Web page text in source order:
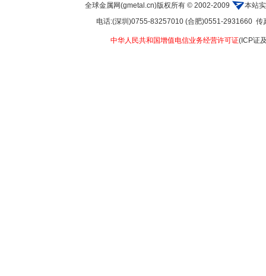
全球金属网(gmetal.cn)版权所有 © 2002-2009
本站
电话:(深圳)0755-83257010 (合肥)0551-2931660
中华人民共和国增值电信业务经营许可证(ICP证